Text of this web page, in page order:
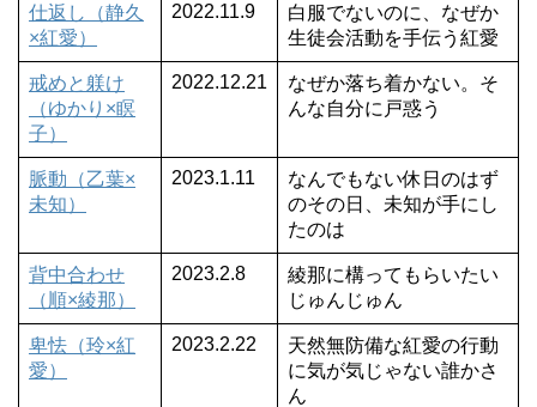
仕返し（静久
×紅愛）
2022.11.9
白服でないのに、なぜか
生徒会活動を手伝う紅愛
戒めと躾け
（ゆかり×瞑
子）
2022.12.21
なぜか落ち着かない。そ
んな自分に戸惑う
脈動（乙葉×
未知）
2023.1.11
なんでもない休日のはず
のその日、未知が手にし
たのは
背中合わせ
（順×綾那）
2023.2.8
綾那に構ってもらいたい
じゅんじゅん
卑怯（玲×紅
愛）
2023.2.22
天然無防備な紅愛の行動
に気が気じゃない誰かさ
ん